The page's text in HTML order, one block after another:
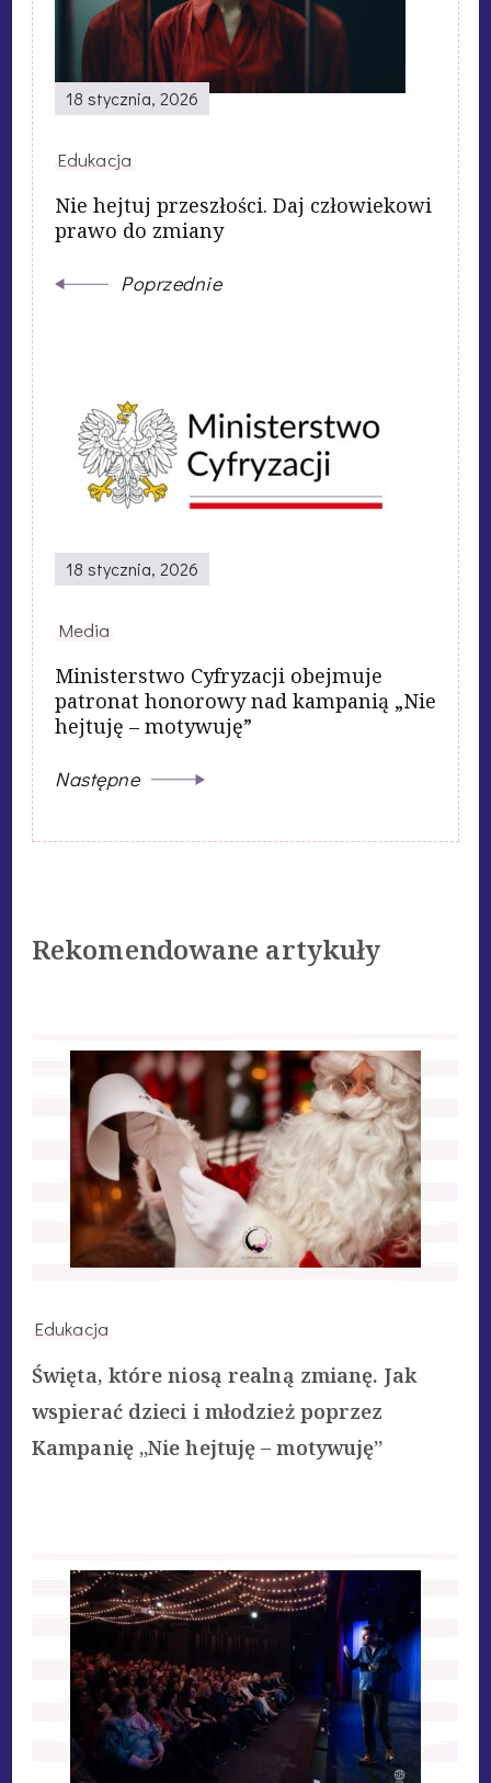
18 stycznia, 2026
Edukacja
Nie hejtuj przeszłości. Daj człowiekowi
prawo do zmiany
Poprzednie
18 stycznia, 2026
Media
Ministerstwo Cyfryzacji obejmuje
patronat honorowy nad kampanią „Nie
hejtuję – motywuję”
Następne
Rekomendowane artykuły
Edukacja
Święta, które niosą realną zmianę. Jak
wspierać dzieci i młodzież poprzez
Kampanię „Nie hejtuję – motywuję”